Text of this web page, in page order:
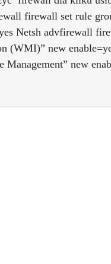
firewall set rule
Netsh advfirewall
(WMI)” new
Management” new